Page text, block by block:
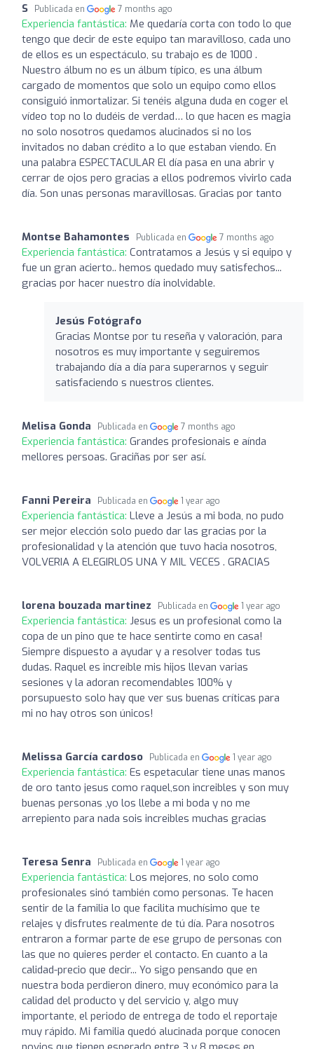
S Publicada en 7 months ago
Experiencia fantástica: Me quedaría corta con todo lo que
tengo que decir de este equipo tan maravilloso, cada uno
de ellos es un espectáculo, su trabajo es de 1000 .
Nuestro álbum no es un álbum típico, es una álbum
cargado de momentos que solo un equipo como ellos
consiguió inmortalizar. Si tenéis alguna duda en coger el
vídeo top no lo dudéis de verdad… lo que hacen es magia
no solo nosotros quedamos alucinados si no los
invitados no daban crédito a lo que estaban viendo. En
una palabra ESPECTACULAR El día pasa en una abrir y
cerrar de ojos pero gracias a ellos podremos vivirlo cada
día. Son unas personas maravillosas. Gracias por tanto
Montse Bahamontes Publicada en 7 months ago
Experiencia fantástica: Contratamos a Jesús y si equipo y
fue un gran acierto.. hemos quedado muy satisfechos...
gracias por hacer nuestro día inolvidable.
Jesús Fotógrafo
Gracias Montse por tu reseña y valoración, para
nosotros es muy importante y seguiremos
trabajando día a día para superarnos y seguir
satisfaciendo s nuestros clientes.
Melisa Gonda Publicada en 7 months ago
Experiencia fantástica: Grandes profesionais e aínda
mellores persoas. Graciñas por ser así.
Fanni Pereira Publicada en 1 year ago
Experiencia fantástica: Lleve a Jesús a mi boda, no pudo
ser mejor elección solo puedo dar las gracias por la
profesionalidad y la atención que tuvo hacia nosotros,
VOLVERIA A ELEGIRLOS UNA Y MIL VECES . GRACIAS
lorena bouzada martinez Publicada en 1 year ago
Experiencia fantástica: Jesus es un profesional como la
copa de un pino que te hace sentirte como en casa!
Siempre dispuesto a ayudar y a resolver todas tus
dudas. Raquel es increíble mis hijos llevan varias
sesiones y la adoran recomendables 100% y
porsupuesto solo hay que ver sus buenas críticas para
mi no hay otros son únicos!
Melissa García cardoso Publicada en 1 year ago
Experiencia fantástica: Es espetacular tiene unas manos
de oro tanto jesus como raquel,son increibles y son muy
buenas personas ,yo los llebe a mi boda y no me
arrepiento para nada sois increibles muchas gracias
Teresa Senra Publicada en 1 year ago
Experiencia fantástica: Los mejores, no solo como
profesionales sinó también como personas. Te hacen
sentir de la familia lo que facilita muchísimo que te
relajes y disfrutes realmente de tú día. Para nosotros
entraron a formar parte de ese grupo de personas con
las que no quieres perder el contacto. En cuanto a la
calidad-precio que decir... Yo sigo pensando que en
nuestra boda perdieron dinero, muy económico para la
calidad del producto y del servicio y, algo muy
importante, el periodo de entrega de todo el reportaje
muy rápido. Mi familia quedó alucinada porque conocen